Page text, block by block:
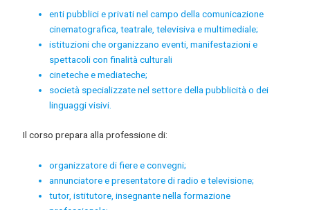
enti pubblici e privati nel campo della comunicazione
cinematografica, teatrale, televisiva e multimediale;
istituzioni che organizzano eventi, manifestazioni e
spettacoli con finalità culturali
cineteche e mediateche;
società specializzate nel settore della pubblicità o dei
linguaggi visivi.
Il corso prepara alla professione di:
organizzatore di fiere e convegni;
annunciatore e presentatore di radio e televisione;
tutor, istitutore, insegnante nella formazione